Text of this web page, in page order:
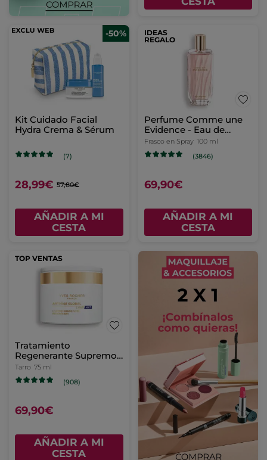
-50%
Kit Cuidado Facial
Hydra Crema & Sérum
(7)
28,99€ 57,80€
AÑADIR A MI
CESTA
IDEAS
REGALO
Perfume Comme une
Evidence - Eau de
Parfum
Frasco en Spray 100 ml
(3846)
69,90€
AÑADIR A MI
CESTA
TOP VENTAS
Tratamiento
Regenerante Supremo
Crema Día/Noche &
Mascarilla De Noche
Tarro 75 ml
(908)
69,90€
AÑADIR A MI
CESTA